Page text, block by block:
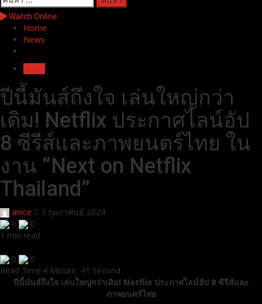
สำหรับ:
Watch Online
Home
News
ปีนี้มันส์ถึงใจ เล่นใหญ่กว่า
เดิม! Netflix ประกาศไลน์อัป
8 ซีรีส์และภาพยนตร์ไทย ใน
งาน “Next on Netflix
Thailand”
anice
3 กุมภาพันธ์ 2024
0
0
1 min read
0
0
Read Time:4 Minute, 41 Second
ปีนี้มันส์ถึงใจ เล่นใหญ่กว่าเดิม! Netflix ประกาศไลน์อัป 8 ซีรีส์และ
ภาพยนตร์ไทย